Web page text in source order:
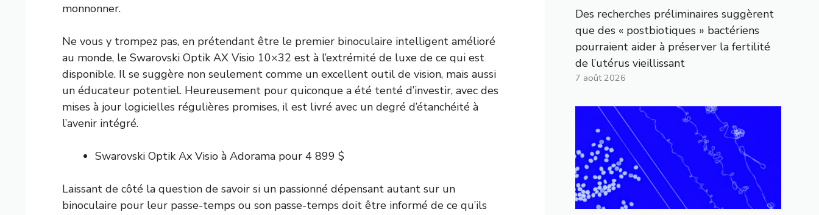
monnonner.
Ne vous y trompez pas, en prétendant être le premier binoculaire intelligent amélioré
au monde, le Swarovski Optik AX Visio 10×32 est à l’extrémité de luxe de ce qui est
disponible. Il se suggère non seulement comme un excellent outil de vision, mais aussi
un éducateur potentiel. Heureusement pour quiconque a été tenté d’investir, avec des
mises à jour logicielles régulières promises, il est livré avec un degré d’étanchéité à
l’avenir intégré.
Swarovski Optik Ax Visio à Adorama pour 4 899 $
Laissant de côté la question de savoir si un passionné dépensant autant sur un
binoculaire pour leur passe-temps ou son passe-temps doit être informé de ce qu’ils
Des recherches préliminaires suggèrent
que des « postbiotiques » bactériens
pourraient aider à préserver la fertilité
de l’utérus vieillissant
7 août 2026